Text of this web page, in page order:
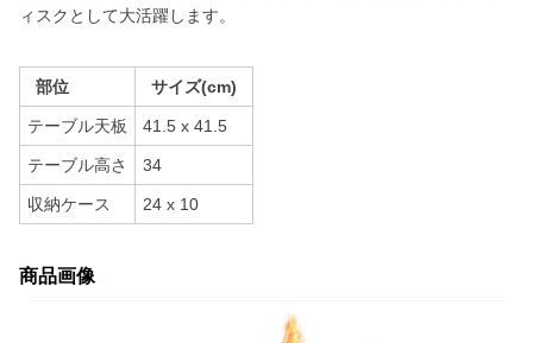
ィスクとして大活躍します。
部位 サイズ(cm)
テーブル天板 41.5 x 41.5
テーブル高さ 34
収納ケース 24 x 10
商品画像